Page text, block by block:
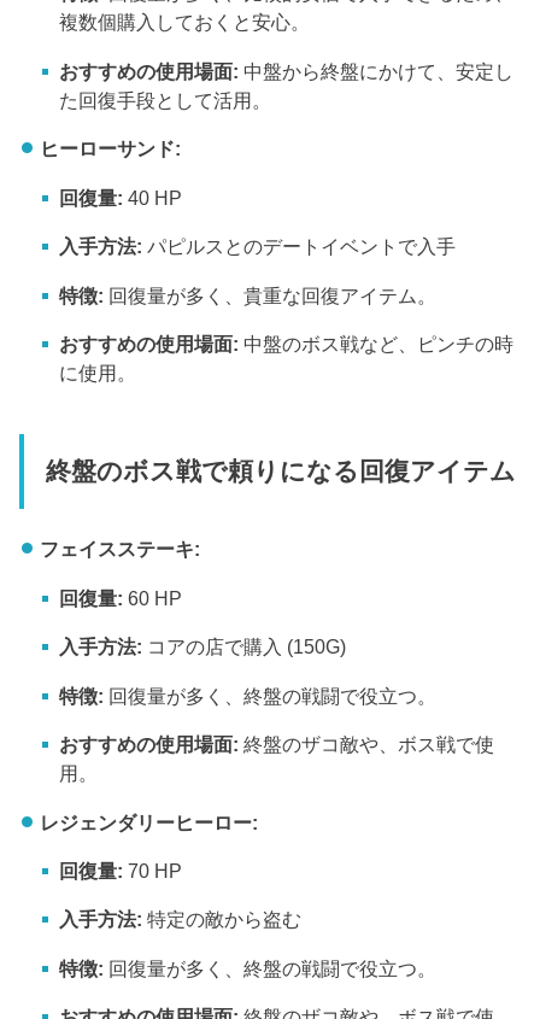
複数個購入しておくと安心。
おすすめの使用場面: 中盤から終盤にかけて、安定し
た回復手段として活用。
ヒーローサンド:
回復量: 40 HP
入手方法: パピルスとのデートイベントで入手
特徴: 回復量が多く、貴重な回復アイテム。
おすすめの使用場面: 中盤のボス戦など、ピンチの時
に使用。
終盤のボス戦で頼りになる回復アイテム
フェイスステーキ:
回復量: 60 HP
入手方法: コアの店で購入 (150G)
特徴: 回復量が多く、終盤の戦闘で役立つ。
おすすめの使用場面: 終盤のザコ敵や、ボス戦で使
用。
レジェンダリーヒーロー:
回復量: 70 HP
入手方法: 特定の敵から盗む
特徴: 回復量が多く、終盤の戦闘で役立つ。